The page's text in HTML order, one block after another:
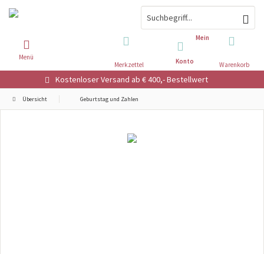
Kostenloser Versand ab € 400,- Bestellwert
Warenkorb
Merkzettel
Mein
Konto
Menü
Übersicht Geburtstag und Zahlen